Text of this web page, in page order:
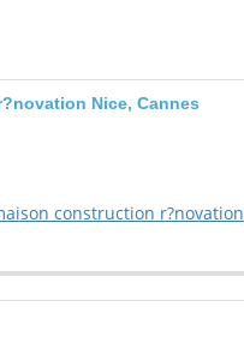
Nice, Cannes
construction r?novation